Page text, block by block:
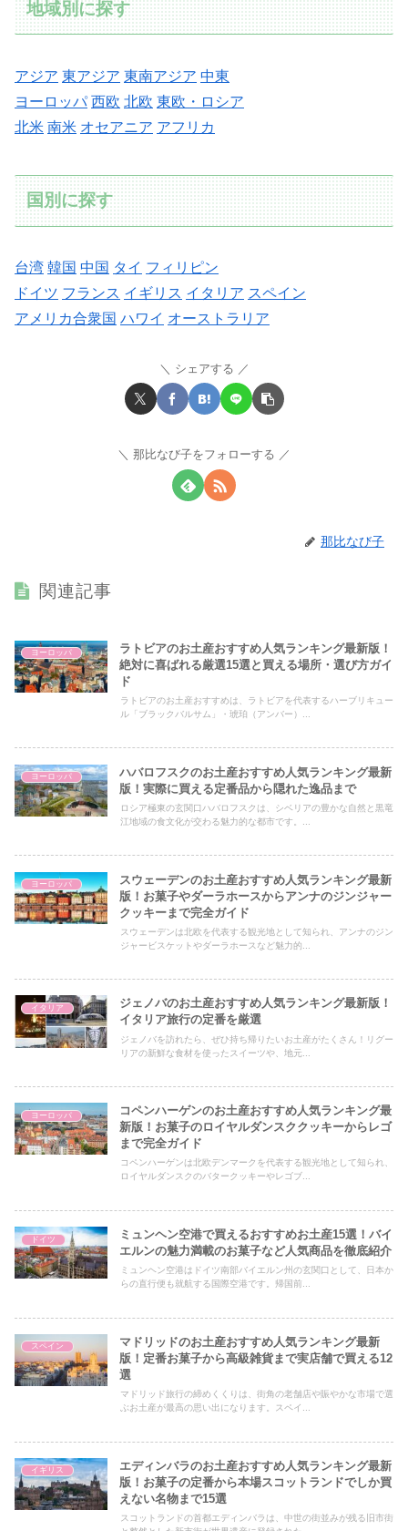
地域別に探す
アジア 東アジア 東南アジア 中東
ヨーロッパ 西欧 北欧 東欧・ロシア
北米 南米 オセアニア アフリカ
国別に探す
台湾 韓国 中国 タイ フィリピン
ドイツ フランス イギリス イタリア スペイン
アメリカ合衆国 ハワイ オーストラリア
シェアする
那比なび子をフォローする
那比なび子
関連記事
ヨーロッパ
ラトビアのお土産おすすめ人気ランキング最新版！
絶対に喜ばれる厳選15選と買える場所・選び方ガイ
ド
ラトビアのお土産おすすめは、ラトビアを代表するハーブリキュー
ル「ブラックバルサム」・琥珀（アンバー）...
ヨーロッパ
ハバロフスクのお土産おすすめ人気ランキング最新
版！実際に買える定番品から隠れた逸品まで
ロシア極東の玄関口ハバロフスクは、シベリアの豊かな自然と黒竜
江地域の食文化が交わる魅力的な都市です。...
ヨーロッパ
スウェーデンのお土産おすすめ人気ランキング最新
版！お菓子やダーラホースからアンナのジンジャー
クッキーまで完全ガイド
スウェーデンは北欧を代表する観光地として知られ、アンナのジン
ジャービスケットやダーラホースなど魅力的...
イタリア
ジェノバのお土産おすすめ人気ランキング最新版！
イタリア旅行の定番を厳選
ジェノバを訪れたら、ぜひ持ち帰りたいお土産がたくさん！リグー
リアの新鮮な食材を使ったスイーツや、地元...
ヨーロッパ
コペンハーゲンのお土産おすすめ人気ランキング最
新版！お菓子のロイヤルダンスククッキーからレゴ
まで完全ガイド
コペンハーゲンは北欧デンマークを代表する観光地として知られ、
ロイヤルダンスクのバタークッキーやレゴブ...
ドイツ
ミュンヘン空港で買えるおすすめお土産15選！バイ
エルンの魅力満載のお菓子など人気商品を徹底紹介
ミュンヘン空港はドイツ南部バイエルン州の玄関口として、日本か
らの直行便も就航する国際空港です。帰国前...
スペイン
マドリッドのお土産おすすめ人気ランキング最新
版！定番お菓子から高級雑貨まで実店舗で買える12
選
マドリッド旅行の締めくくりは、街角の老舗店や賑やかな市場で選
ぶお土産が最高の思い出になります。スペイ...
イギリス
エディンバラのお土産おすすめ人気ランキング最新
版！お菓子の定番から本場スコットランドでしか買
えない名物まで15選
スコットランドの首都エディンバラは、中世の街並みが残る旧市街